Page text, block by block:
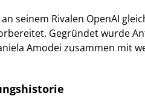
seinem Rivalen OpenAI
Gegründet wurde
Amodei zusammen mit